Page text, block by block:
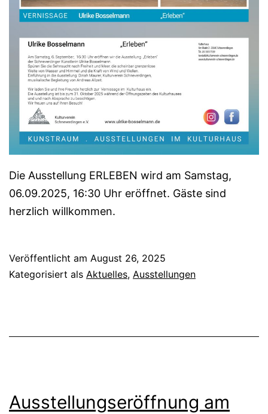
Die Ausstellung ERLEBEN wird am Samstag,
06.09.2025, 16:30 Uhr eröffnet. Gäste sind
herzlich willkommen.
Veröffentlicht am August 26, 2025
Kategorisiert als Aktuelles, Ausstellungen
Ausstellungseröffnung am